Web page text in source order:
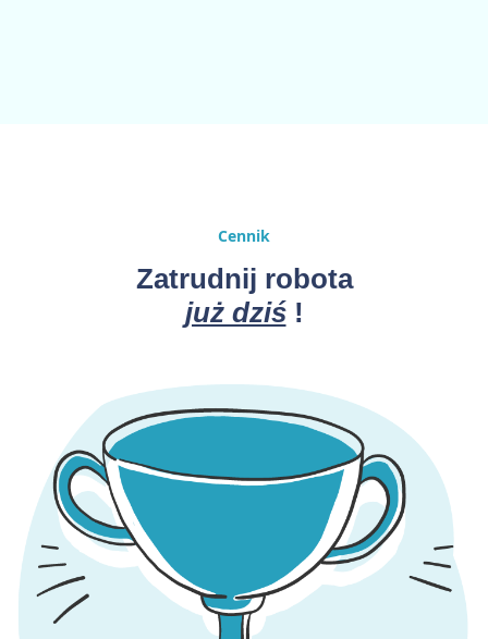
Cennik
Zatrudnij robota